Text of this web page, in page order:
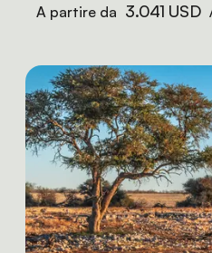
A partire da 3.041 USD